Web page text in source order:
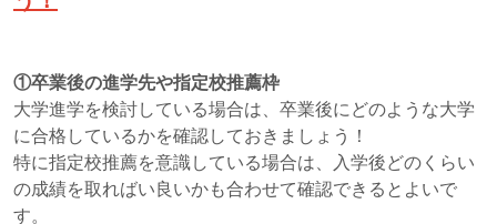
①卒業後の進学先や指定校推薦枠
大学進学を検討している場合は、卒業後にどのような大学
に合格しているかを確認しておきましょう！
特に指定校推薦を意識している場合は、入学後どのくらい
の成績を取ればい良いかも合わせて確認できるとよいで
す。